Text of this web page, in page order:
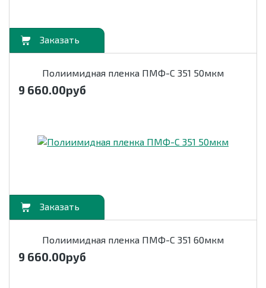
Полиимидная пленка ПМФ-С 351 50мкм
9 660.00руб
Полиимидная пленка ПМФ-С 351 60мкм
9 660.00руб